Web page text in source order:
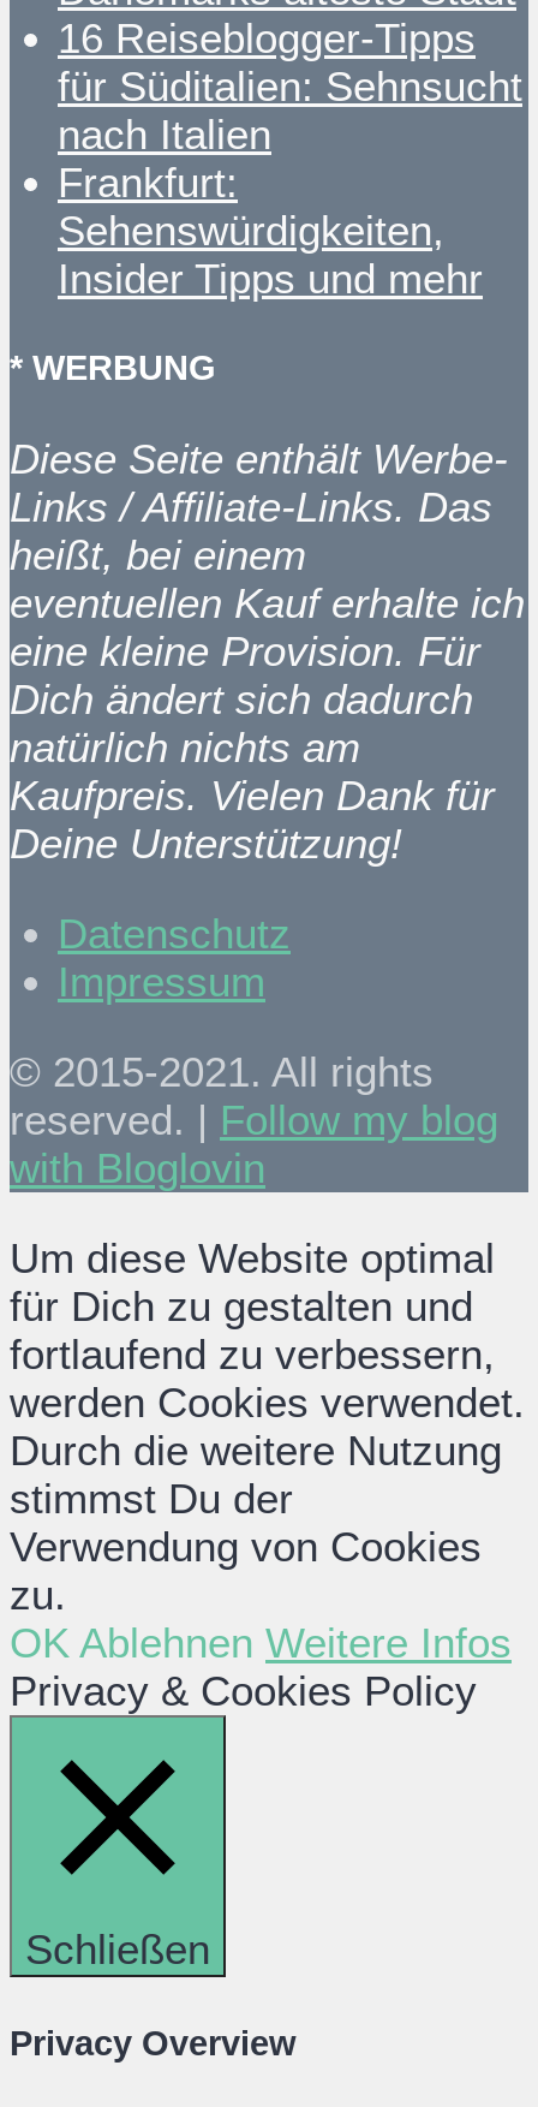
16 Reiseblogger-Tipps
für Süditalien: Sehnsucht
nach Italien
Frankfurt:
Sehenswürdigkeiten,
Insider Tipps und mehr
* WERBUNG
Diese Seite enthält Werbe-
Links / Affiliate-Links. Das
heißt, bei einem
eventuellen Kauf erhalte ich
eine kleine Provision. Für
Dich ändert sich dadurch
natürlich nichts am
Kaufpreis. Vielen Dank für
Deine Unterstützung!
Datenschutz
Impressum
© 2015-2021. All rights
reserved. | Follow my blog
with Bloglovin
Um diese Website optimal
für Dich zu gestalten und
fortlaufend zu verbessern,
werden Cookies verwendet.
Durch die weitere Nutzung
stimmst Du der
Verwendung von Cookies
zu.
OK Ablehnen Weitere Infos
Privacy & Cookies Policy
Schließen
Privacy Overview